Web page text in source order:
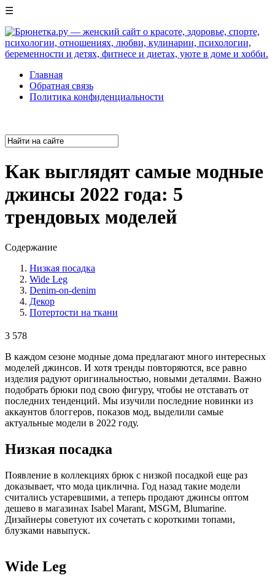
☰
Главная
Обратная связь
Политика конфиденциальности
Как выглядят самые модные
джинсы 2022 года: 5
трендовых моделей
Содержание
Низкая посадка
Wide Leg
Denim-on-denim
Декор
Потертости на ткани
3 578
В каждом сезоне модные дома предлагают много интересных
моделей джинсов. И хотя тренды повторяются, все равно
изделия радуют оригинальностью, новыми деталями. Важно
подобрать брюки под свою фигуру, чтобы не отставать от
последних тенденций. Мы изучили последние новинки из
аккаунтов блоггеров, показов мод, выделили самые
актуальные модели в 2022 году.
Низкая посадка
Появление в коллекциях брюк с низкой посадкой еще раз
доказывает, что мода циклична. Год назад такие модели
считались устаревшими, а теперь продают джинсы оптом
дешево в магазинах Isabel Marant, MSGM, Blumarine.
Дизайнеры советуют их сочетать с короткими топами,
блузками навыпуск.
Wide Leg